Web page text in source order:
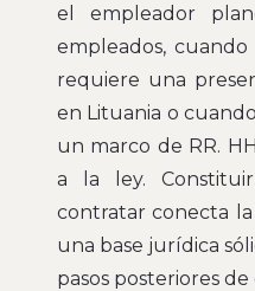
el empleador
empleados,
requiere una
en Lituania o
un marco de RR.
a la ley.
contratar conecta
una base jurídica
pasos posteriores